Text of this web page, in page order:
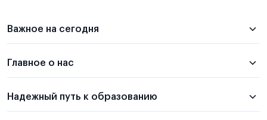
Важное на сегодня
Главное о нас
Надежный путь к образованию